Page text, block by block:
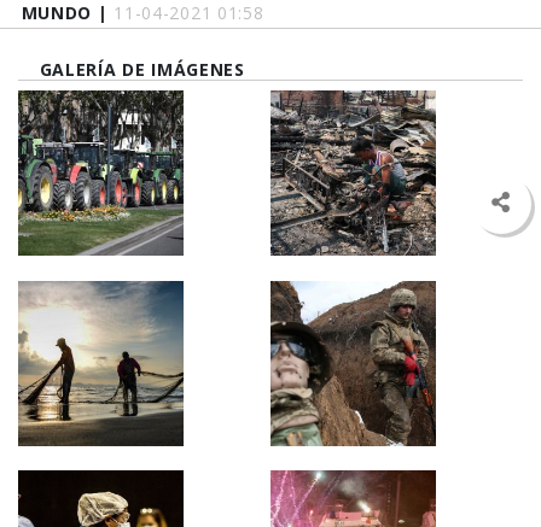
MUNDO | 11-04-2021 01:58
GALERÍA DE IMÁGENES